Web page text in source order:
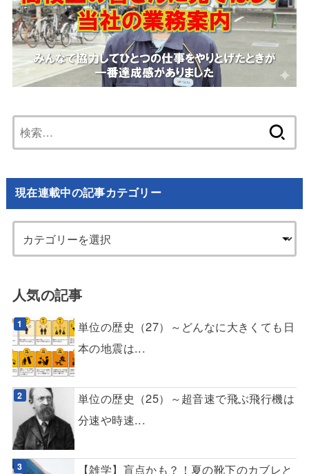
索:
現在連載中の記事カテゴリー
人気の記事
単位の歴史（27）～どんなに大きくても日
本の地震は...
単位の歴史（25）～超音速で飛ぶ飛行機は
分速や時速...
【雑学】盲点かも？！夏の靴下のカブレと